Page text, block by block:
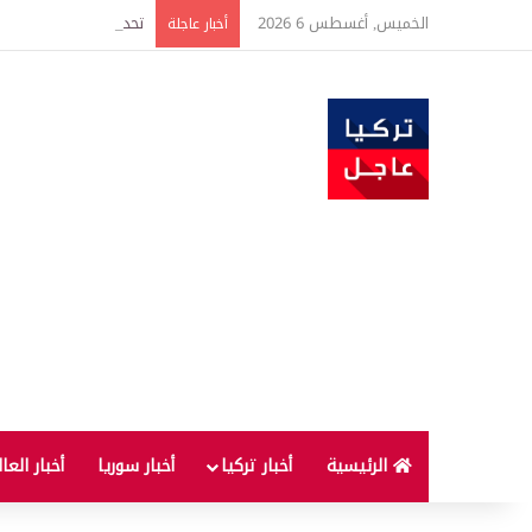
الخميس, أغسطس 6 2026 أخبار عاجلة
الرئيسية أخبار تركيا أخبار سوريا أخبار